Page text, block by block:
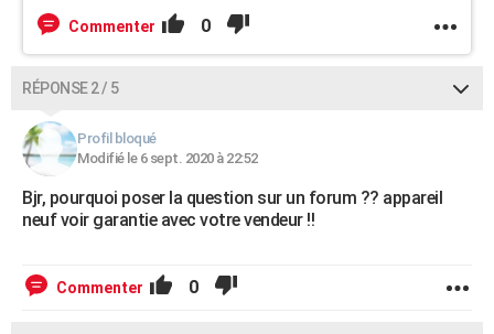
Commenter 0
RÉPONSE 2 / 5
Profil bloqué
Modifié le 6 sept. 2020 à 22:52
Bjr, pourquoi poser la question sur un forum ?? appareil
neuf voir garantie avec votre vendeur !!
Commenter 0